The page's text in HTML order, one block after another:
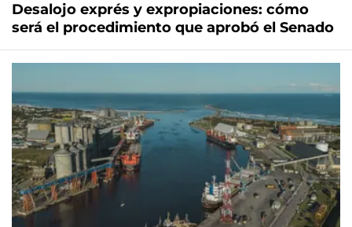
Desalojo exprés y expropiaciones: cómo
será el procedimiento que aprobó el Senado